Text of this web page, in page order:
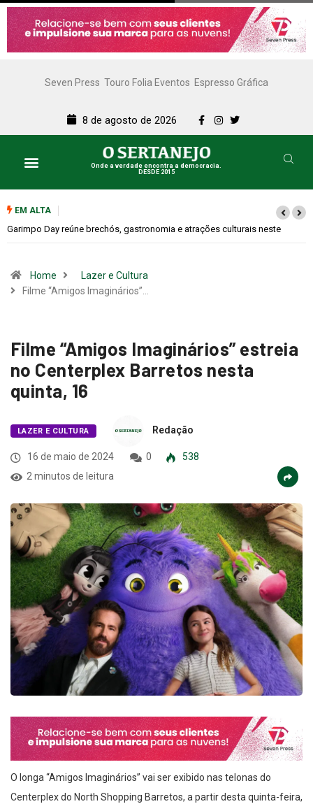
Seven Press Touro Folia Eventos Espresso Gráfica
8 de agosto de 2026
Onde a verdade encontra a democracia.
DESDE 2015
EM ALTA
Bugonia transforma paranoia e conspiração em um suspense
Home
Lazer e Cultura
Filme “Amigos Imaginários”…
Filme “Amigos Imaginários” estreia
no Centerplex Barretos nesta
quinta, 16
LAZER E CULTURA Redação
16 de maio de 2024 0
538
2 minutos de leitura
O longa “Amigos Imaginários” vai ser exibido nas telonas do
Centerplex do North Shopping Barretos, a partir desta quinta-feira,